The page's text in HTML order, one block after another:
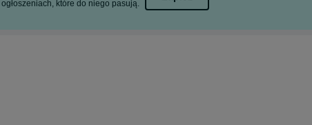
które do niego pasują.